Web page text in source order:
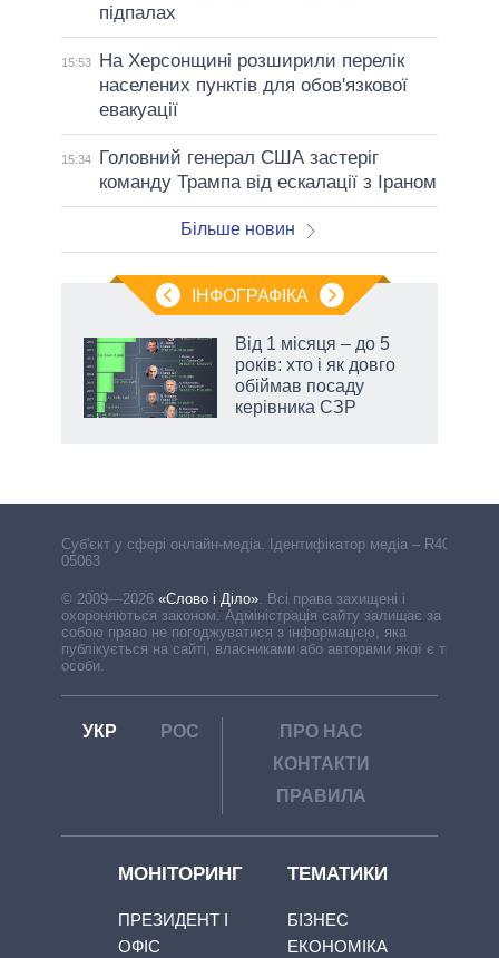
підпалах
15:53
На Херсонщині розширили перелік
населених пунктів для обов'язкової
евакуації
15:34
Головний генерал США застеріг
команду Трампа від ескалації з Іраном
Більше новин
ІНФОГРАФІКА
Від 1 місяця – до 5
років: хто і як довго
обіймав посаду
керівника СЗР
Cуб'єкт у сфері онлайн-медіа. Ідентифікатор медіа – R40-
05063
© 2009—2026 «Слово і Діло»
Всі права захищені і
охороняються законом. Адміністрація сайту залишає за
собою право не погоджуватися з інформацією, яка
публікується на сайті, власниками або авторами якої є треті
особи.
УКР РОС
ПРО НАС
КОНТАКТИ
ПРАВИЛА
МОНІТОРИНГ
ПРЕЗИДЕНТ І
ОФІС
ТЕМАТИКИ
БІЗНЕС
ЕКОНОМІКА